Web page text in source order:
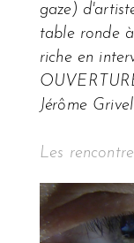
gaze)
table ronde
riche en
Jérôme Grivel
Les